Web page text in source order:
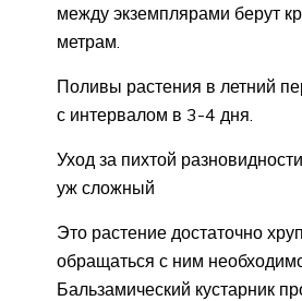
между экземплярами берут
метрам.
Поливы растения в летний
с интервалом в 3-4 дня.
Уход за пихтой
уж сложный
Это растение достаточно
обращаться с ним
Бальзамический кустарник